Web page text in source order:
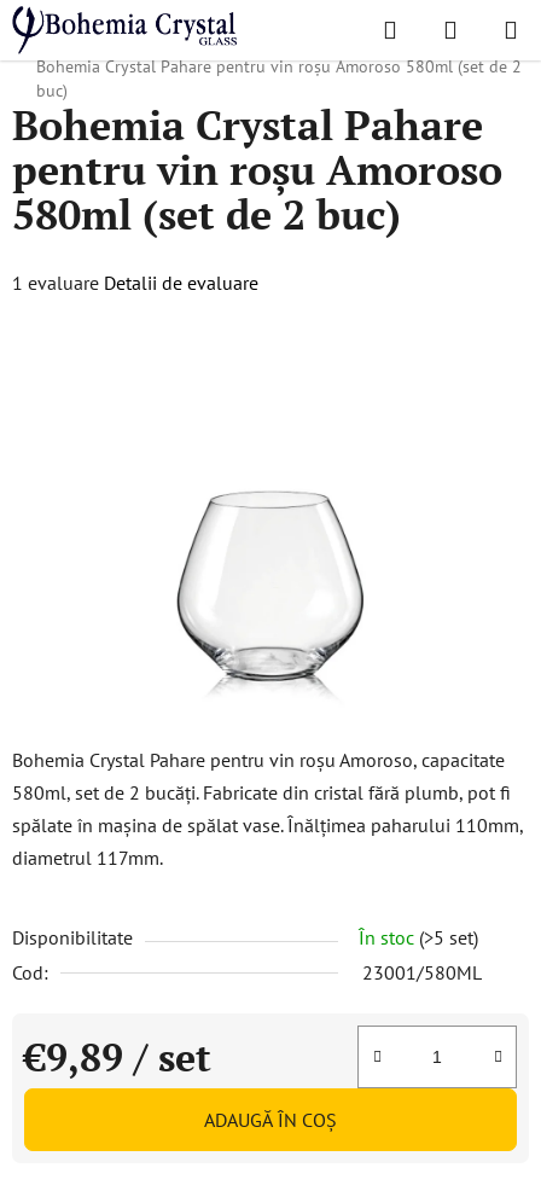
Treci
conținut
Căutare
DE
Acasă
/ Colecții populare / Cadouri de Crăciun Produse de Crăciun
/
Bohemia Crystal Pahare pentru vin roșu Amoroso 580ml (set de 2
buc)
Bohemia Crystal Pahare pentru vin roșu Amoroso, capacitate
580ml, set de 2 bucăți. Fabricate din cristal fără plumb, pot fi
spălate în mașina de spălat vase. Înălțimea paharului 110mm,
diametrul 117mm.
Disponibilitate În stoc (>5 set)
Cod:
23001/580ML
€9,89 / set
Evaluare preţ:
ADAUGĂ ÎN COŞ
Bohemia Crystal Pahare
pentru vin roșu Amoroso
580ml (set de 2 buc)
Evaluarea
1 evaluare Detalii de evaluare